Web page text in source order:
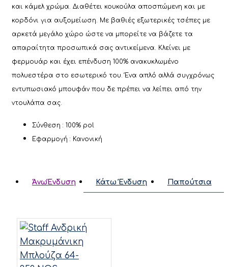
και κάμελ χρώμα. Διαθέτει κουκούλα αποσπώμενη και με
κορδόνι για αυξομείωση. Με βαθιές εξωτερικές τσέπες με
αρκετά μεγάλο χώρο ώστε να μπορείτε να βάζετε τα
απαραίτητα προσωπικά σας αντικείμενα. Κλείνει με
φερμουάρ και έχει επένδυση 100% ανακυκλωμένο
πολυεστέρα στο εσωτερικό του. Ένα απλό αλλά συγχρόνως
εντυπωσιακό μπουφάν που δε πρέπει να λείπει από την
ντουλάπα σας.
Σύνθεση : 100% pol
Εφαρμογή : Κανονική
ΆνωΈνδυση Κάτω Ένδυση Παπούτσια